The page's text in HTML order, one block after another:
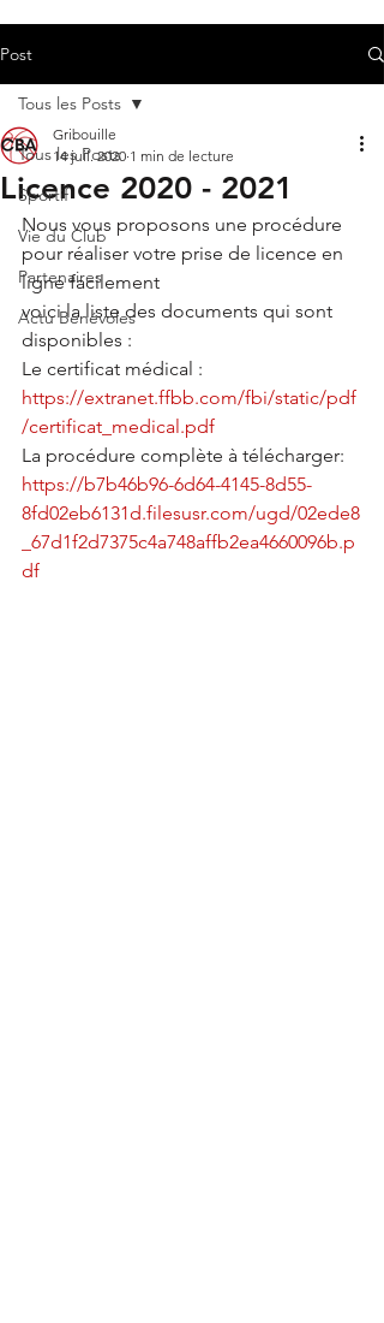
Post
Tous les Posts
Sportif
Vie du Club
Partenaires
Actu Bénévoles
Tous les Posts
Licence 2020 - 2021
Gribouille
14 juil. 2020 1 min de lecture
Nous vous proposons une procédure
pour réaliser votre prise de licence en
ligne facilement
voici la liste des documents qui sont
disponibles :
Le certificat médical :
https://extranet.ffbb.com/fbi/static/pdf
/certificat_medical.pdf
La procédure complète à télécharger:
https://b7b46b96-6d64-4145-8d55-
8fd02eb6131d.filesusr.com/ugd/02ede8
_67d1f2d7375c4a748affb2ea4660096b.p
df